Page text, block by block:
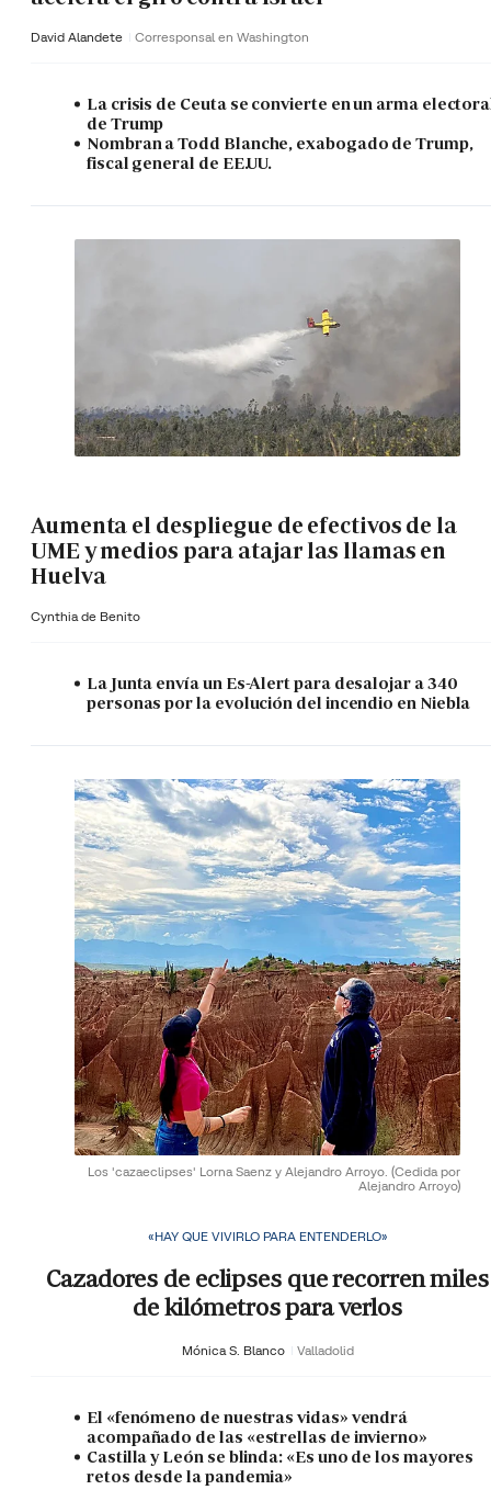
David Alandete Corresponsal en Washington
La crisis de Ceuta se convierte en un arma
de Trump
Nombran a Todd Blanche, exabogado de Trump,
fiscal general de EE.UU.
Aumenta el despliegue de efectivos de la
UME y medios para atajar las llamas en
Huelva
Cynthia de Benito
La Junta envía un Es-Alert para desalojar a 340
personas por la evolución del incendio en Niebla
Los 'cazaeclipses' Lorna Saenz y Alejandro Arroyo. (Cedida por
Alejandro Arroyo)
«HAY QUE VIVIRLO PARA ENTENDERLO»
Cazadores de eclipses que recorren miles
de kilómetros para verlos
Mónica S. Blanco Valladolid
El «fenómeno de nuestras vidas» vendrá
acompañado de las «estrellas de invierno»
Castilla y León se blinda: «Es uno de los mayores
retos desde la pandemia»